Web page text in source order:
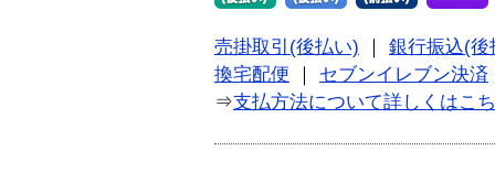
売掛取引(後払い)
銀行振込(後
換宅配便
セブンイレブン決済
⇒支払方法について詳しくはこ